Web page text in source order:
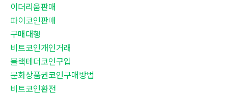
이더리움판매
파이코인판매
구매대행
비트코인개인거래
블랙테더코인구입
문화상품권코인구매방법
비트코인환전